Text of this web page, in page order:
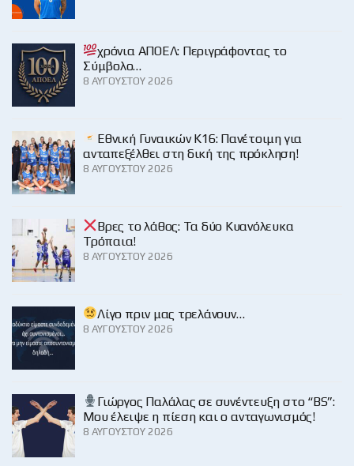
χρόνια ΑΠΟΕΛ: Περιγράφοντας το
Σύμβολο…
8 ΑΥΓΟΎΣΤΟΥ 2026
Εθνική Γυναικών Κ16: Πανέτοιμη για
ανταπεξέλθει στη δική της πρόκληση!
8 ΑΥΓΟΎΣΤΟΥ 2026
Βρες το λάθος: Τα δύο Κυανόλευκα
Τρόπαια!
8 ΑΥΓΟΎΣΤΟΥ 2026
Λίγο πριν μας τρελάνουν…
8 ΑΥΓΟΎΣΤΟΥ 2026
Γιώργος Παλάλας σε συνέντευξη στο “BS”:
Μου έλειψε η πίεση και ο ανταγωνισμός!
8 ΑΥΓΟΎΣΤΟΥ 2026